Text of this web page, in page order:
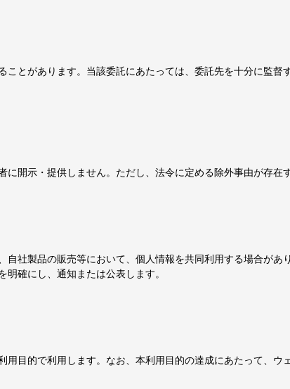
ことがあります。当該委託にあたっては、委託先を十分に監督
開示・提供しません。ただし、法令に定める除外事由が存在
自社製品の販売等において、個人情報を共同利用する場合があ
確にし、通知または公表します。
用目的で利用します。なお、本利用目的の達成にあたって、ウ